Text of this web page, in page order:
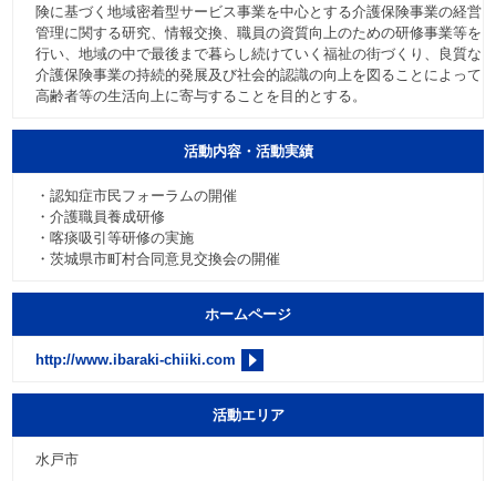
険に基づく地域密着型サービス事業を中心とする介護保険事業の経営
管理に関する研究、情報交換、職員の資質向上のための研修事業等を
行い、地域の中で最後まで暮らし続けていく福祉の街づくり、良質な
介護保険事業の持続的発展及び社会的認識の向上を図ることによって
高齢者等の生活向上に寄与することを目的とする。
活動内容・活動実績
・認知症市民フォーラムの開催
・介護職員養成研修
・喀痰吸引等研修の実施
・茨城県市町村合同意見交換会の開催
ホームページ
http://www.ibaraki-chiiki.com
活動エリア
水戸市